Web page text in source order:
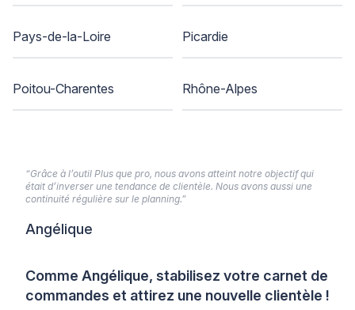
Pays-de-la-Loire Picardie
Poitou-Charentes Rhône-Alpes
Comme Angélique, stabilisez votre carnet de
commandes et attirez une nouvelle clientèle !
“Grâce à l’outil Plus que pro, nous avons atteint notre objectif qui
était d’inverser une tendance de clientèle. Nous avons aussi une
continuité régulière sur le planning.”
Angélique